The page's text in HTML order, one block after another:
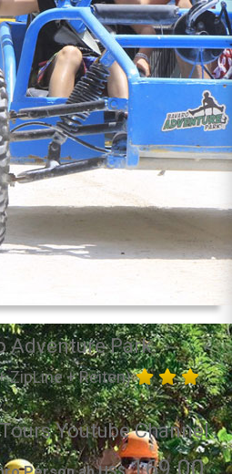
Adventure Park
ZipLine + Reiten)
169.00